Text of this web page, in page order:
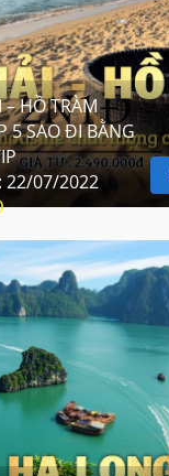
HỒ TRÀM
5 SAO ĐI BẰNG
22/07/2022